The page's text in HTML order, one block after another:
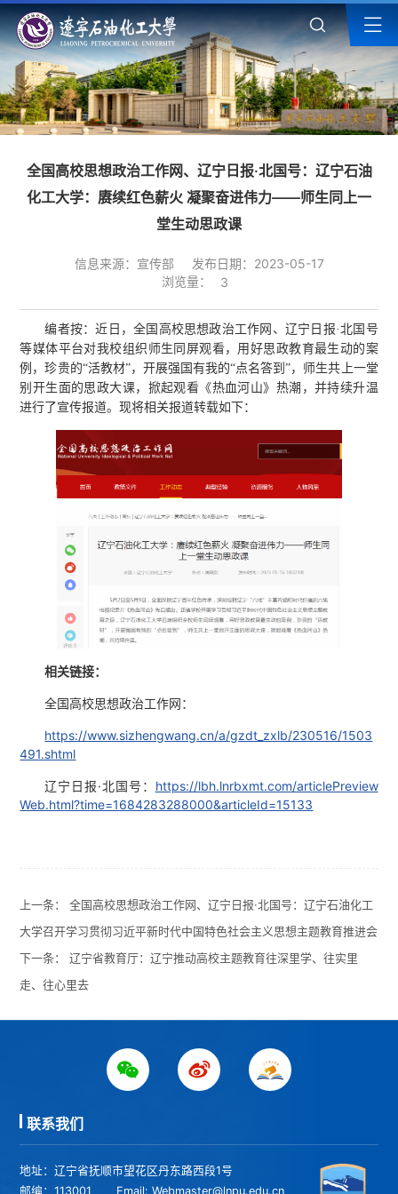
全国高校思想政治工作网、辽宁日报·北国号：辽宁石油
化工大学：赓续红色薪火 凝聚奋进伟力——师生同上一
堂生动思政课
信息来源：宣传部
发布日期：2023-05-17
浏览量：
3
编者按：近日，全国高校思想政治工作网、辽宁日报·北国号
等媒体平台对我校组织师生同屏观看，用好思政教育最生动的案
例，珍贵的“活教材”，开展强国有我的“点名答到”，师生共上一堂
别开生面的思政大课，掀起观看《热血河山》热潮，并持续升温
进行了宣传报道。现将相关报道转载如下：
相关链接：
全国高校思想政治工作网：
https://www.sizhengwang.cn/a/gzdt_zxlb/230516/1503
491.shtml
辽宁日报·北国号： https://lbh.lnrbxmt.com/articlePreview
Web.html?time=1684283288000&articleId=15133
上一条：全国高校思想政治工作网、辽宁日报·北国号：辽宁石油化工
大学召开学习贯彻习近平新时代中国特色社会主义思想主题教育推进会
下一条：辽宁省教育厅：辽宁推动高校主题教育往深里学、往实里
走、往心里去
联系我们
地址：辽宁省抚顺市望花区丹东路西段1号
邮编：113001
Email: Webmaster@lnpu.edu.cn